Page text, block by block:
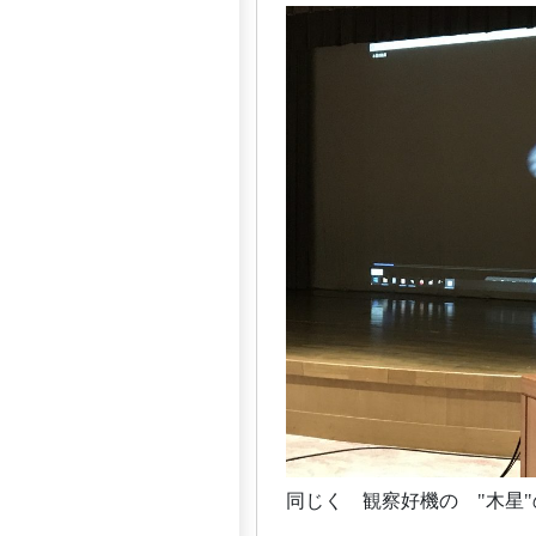
同じく 観察好機の "木星"